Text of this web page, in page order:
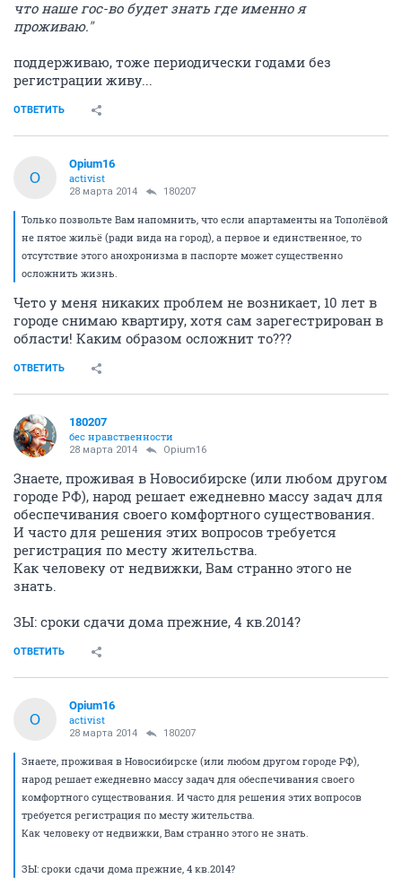
что наше гос-во будет знать где именно я
проживаю."
поддерживаю, тоже периодически годами без
регистрации живу...
ОТВЕТИТЬ
O
Opium16
activist
28 марта 2014 180207
Только позвольте Вам напомнить, что если апартаменты на Тополёвой
не пятое жильё (ради вида на город), а первое и единственное, то
отсутствие этого анохронизма в паспорте может существенно
осложнить жизнь.
Чето у меня никаких проблем не возникает, 10 лет в
городе снимаю квартиру, хотя сам зарегестрирован в
области! Каким образом осложнит то???
ОТВЕТИТЬ
180207
бес нравственности
28 марта 2014 Opium16
Знаете, проживая в Новосибирске (или любом другом
городе РФ), народ решает ежедневно массу задач для
обеспечивания своего комфортного существования.
И часто для решения этих вопросов требуется
регистрация по месту жительства.
Как человеку от недвижки, Вам странно этого не
знать.
ЗЫ: сроки сдачи дома прежние, 4 кв.2014?
ОТВЕТИТЬ
O
Opium16
activist
28 марта 2014 180207
Знаете, проживая в Новосибирске (или любом другом городе РФ),
народ решает ежедневно массу задач для обеспечивания своего
комфортного существования. И часто для решения этих вопросов
требуется регистрация по месту жительства.
Как человеку от недвижки, Вам странно этого не знать.
ЗЫ: сроки сдачи дома прежние, 4 кв.2014?